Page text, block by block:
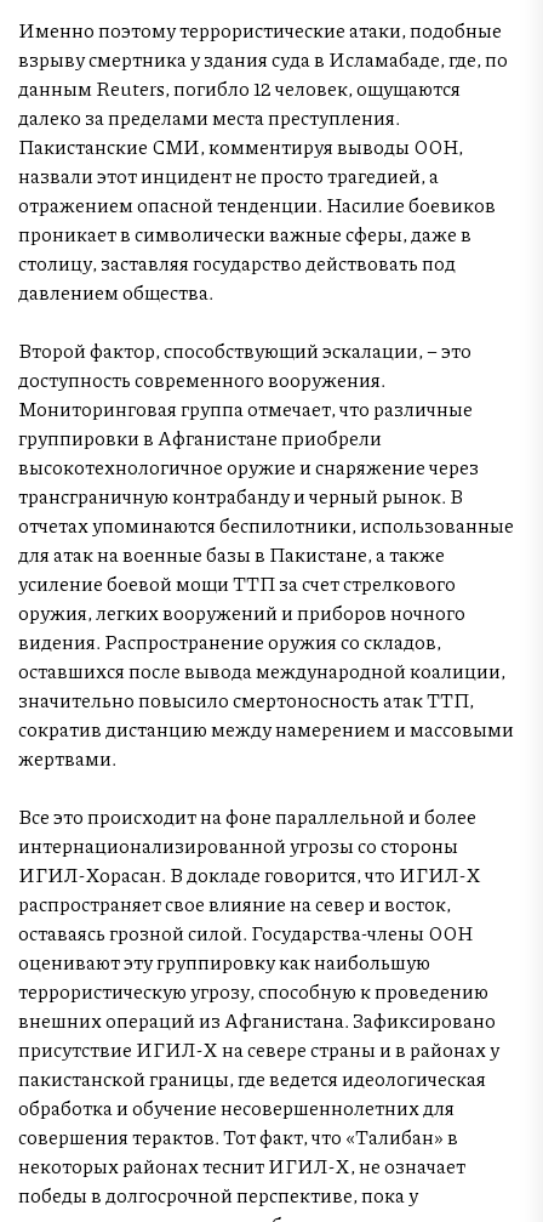
Именно поэтому террористические атаки, подобные
взрыву смертника у здания суда в Исламабаде, где, по
данным Reuters, погибло 12 человек, ощущаются
далеко за пределами места преступления.
Пакистанские СМИ, комментируя выводы ООН,
назвали этот инцидент не просто трагедией, а
отражением опасной тенденции. Насилие боевиков
проникает в символически важные сферы, даже в
столицу, заставляя государство действовать под
давлением общества.
Второй фактор, способствующий эскалации, – это
доступность современного вооружения.
Мониторинговая группа отмечает, что различные
группировки в Афганистане приобрели
высокотехнологичное оружие и снаряжение через
трансграничную контрабанду и черный рынок. В
отчетах упоминаются беспилотники, использованные
для атак на военные базы в Пакистане, а также
усиление боевой мощи ТТП за счет стрелкового
оружия, легких вооружений и приборов ночного
видения. Распространение оружия со складов,
оставшихся после вывода международной коалиции,
значительно повысило смертоносность атак ТТП,
сократив дистанцию между намерением и массовыми
жертвами.
Все это происходит на фоне параллельной и более
интернационализированной угрозы со стороны
ИГИЛ-Хорасан. В докладе говорится, что ИГИЛ-Х
распространяет свое влияние на север и восток,
оставаясь грозной силой. Государства-члены ООН
оценивают эту группировку как наибольшую
террористическую угрозу, способную к проведению
внешних операций из Афганистана. Зафиксировано
присутствие ИГИЛ-Х на севере страны и в районах у
пакистанской границы, где ведется идеологическая
обработка и обучение несовершеннолетних для
совершения терактов. Тот факт, что «Талибан» в
некоторых районах теснит ИГИЛ-Х, не означает
победы в долгосрочной перспективе, пока у